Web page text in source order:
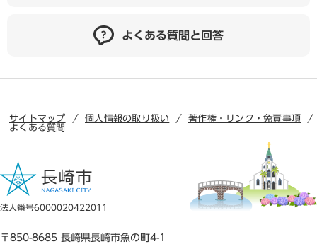
よくある質問と回答
サイトマップ 個人情報の取り扱い
著作権・リンク・免責事項
よくある質問
法人番号6000020422011
〒850-8685 長崎県長崎市魚の町4-1